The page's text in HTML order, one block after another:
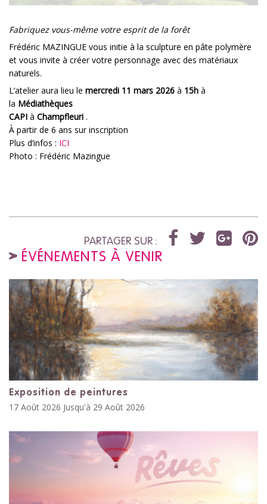
Fabriquez vous-même votre esprit de la forêt
Frédéric MAZINGUE vous initie à la sculpture en pâte polymère
et vous invite à créer votre personnage avec des matériaux
naturels.
L’atelier aura lieu le mercredi 11 mars 2026 à 15h à
la Médiathèques
CAPI à Champfleuri .
À partir de 6 ans sur inscription
Plus d’infos : ICI
Photo : Frédéric Mazingue
PARTAGER SUR :
ÉVÉNEMENTS À VENIR
Exposition de peintures
17 Août 2026 Jusqu'à 29 Août 2026